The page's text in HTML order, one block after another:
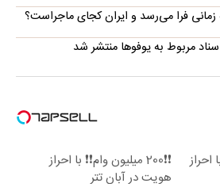
فرا می‌رسد و ایران کجای ماجراست؟
مربوط به یوفوها منتشر شد
احراز
❗❗200 میلیون وام❗❗ با احراز
هویت در آبان تتر